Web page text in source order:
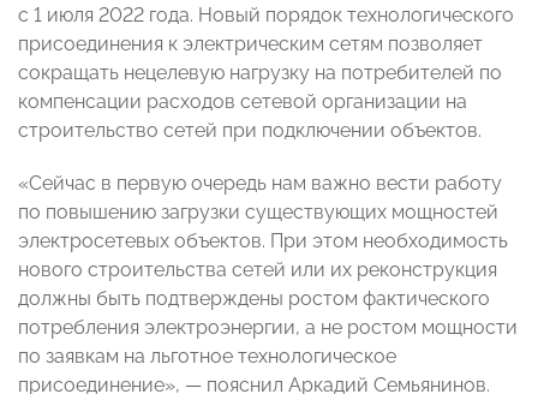
с 1 июля 2022 года. Новый порядок технологического
присоединения к электрическим сетям позволяет
сокращать нецелевую нагрузку на потребителей по
компенсации расходов сетевой организации на
строительство сетей при подключении объектов.
«Сейчас в первую очередь нам важно вести работу
по повышению загрузки существующих мощностей
электросетевых объектов. При этом необходимость
нового строительства сетей или их реконструкция
должны быть подтверждены ростом фактического
потребления электроэнергии, а не ростом мощности
по заявкам на льготное технологическое
присоединение», — пояснил Аркадий Семьянинов.